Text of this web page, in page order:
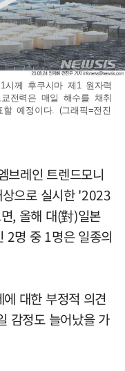
시께 후쿠시마 제1 원자력
전력은 매일 해수를 채취
예정이다. (그래픽=전진
브레인 트렌드모니
으로 실시한 '2023
, 올해 대(對)일본
2명 중 1명은 일종의
대한 부정적 의견
감정도 늘어났을 가